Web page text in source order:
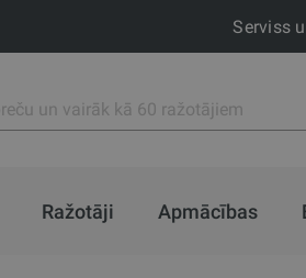
Serviss
Ražotāji Apmācības